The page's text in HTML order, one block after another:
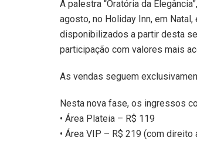
A palestra “Oratória da
agosto, no Holiday Inn, em
disponibilizados a partir desta
participação com valores mais
As vendas seguem
Nesta nova fase, os ingressos
• Área Plateia – R$ 119
• Área VIP – R$ 219 (com